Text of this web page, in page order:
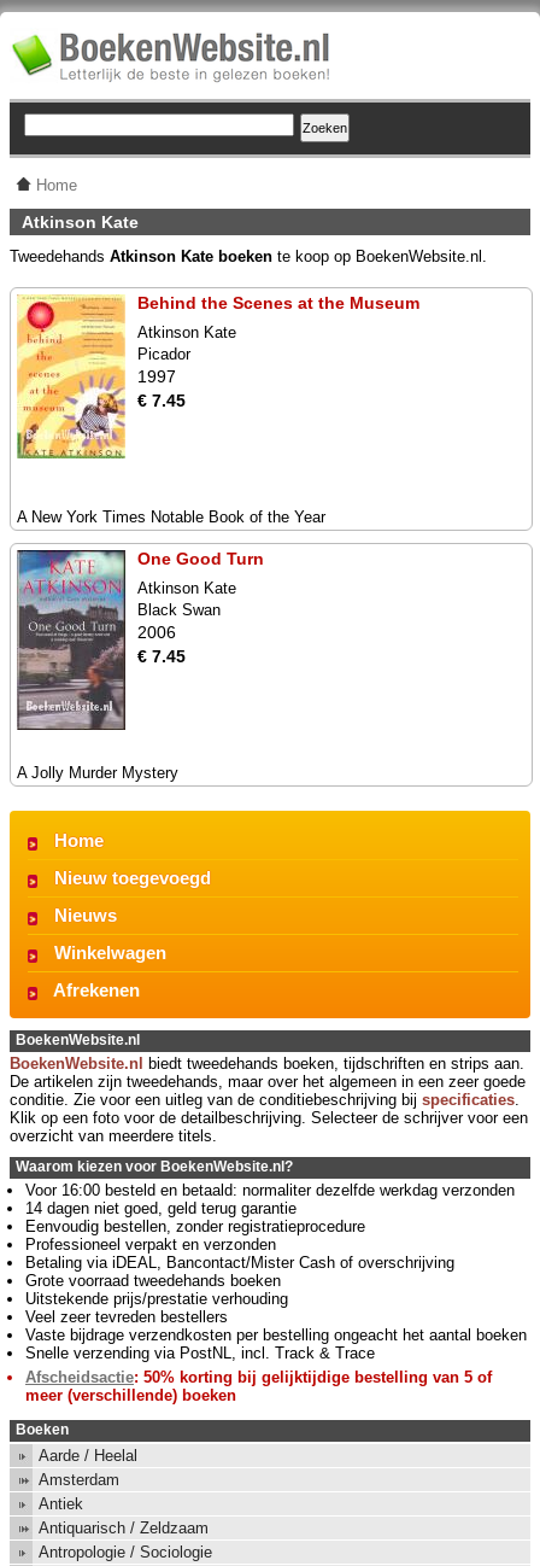
Home
Atkinson Kate
Tweedehands Atkinson Kate boeken te koop op BoekenWebsite.nl.
Behind the Scenes at the Museum
Atkinson Kate
Picador
1997
€ 7.45
A New York Times Notable Book of the Year
One Good Turn
Atkinson Kate
Black Swan
2006
€ 7.45
A Jolly Murder Mystery
Home
Nieuw toegevoegd
Nieuws
Winkelwagen
Afrekenen
BoekenWebsite.nl
BoekenWebsite.nl
biedt tweedehands boeken, tijdschriften en strips aan.
De artikelen zijn tweedehands, maar over het algemeen in een zeer goede
conditie. Zie voor een uitleg van de conditiebeschrijving bij specificaties.
Klik op een foto voor de detailbeschrijving. Selecteer de schrijver voor een
overzicht van meerdere titels.
Waarom kiezen voor BoekenWebsite.nl?
Voor 16:00 besteld en betaald: normaliter dezelfde werkdag verzonden
14 dagen niet goed, geld terug garantie
Eenvoudig bestellen, zonder registratieprocedure
Professioneel verpakt en verzonden
Betaling via iDEAL, Bancontact/Mister Cash of overschrijving
Grote voorraad tweedehands boeken
Uitstekende prijs/prestatie verhouding
Veel zeer tevreden bestellers
Vaste bijdrage verzendkosten per bestelling ongeacht het aantal boeken
Snelle verzending via PostNL, incl. Track & Trace
Afscheidsactie: 50% korting bij gelijktijdige bestelling van 5 of
meer (verschillende) boeken
Boeken
Aarde / Heelal
Amsterdam
Antiek
Antiquarisch / Zeldzaam
Antropologie / Sociologie